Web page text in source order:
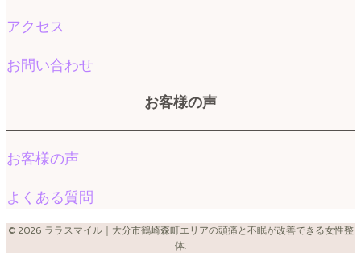
アクセス
お問い合わせ
お客様の声
お客様の声
よくある質問
© 2026 ララスマイル｜大分市鶴崎森町エリアの頭痛と不眠が改善できる女性整
体.